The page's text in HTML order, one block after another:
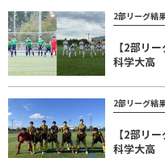
2部リーグ結
【2部リ
科学大高
2部リーグ結
【2部リ
科学大高